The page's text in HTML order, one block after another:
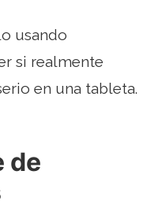
usando
si realmente
en una tableta.
de